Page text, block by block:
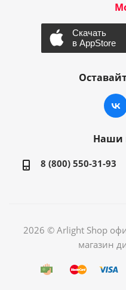
Наши
8 (800) 550-31-93
2026 © Arlight Shop
магазин